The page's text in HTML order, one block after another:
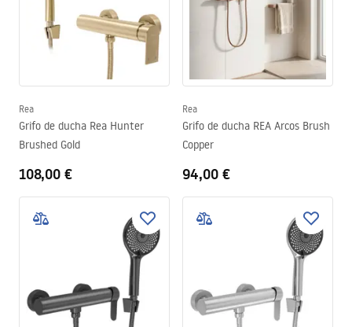
Rea
Grifo de ducha Rea Hunter
Brushed Gold
108,00 €
Rea
Grifo de ducha REA Arcos Brush
Copper
94,00 €